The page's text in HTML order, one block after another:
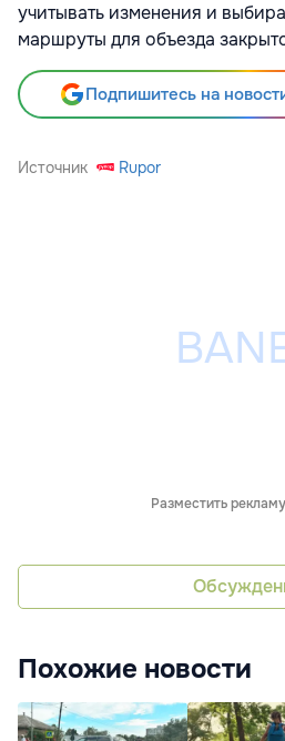
учитывать изменения и
маршруты для объезда
Подпишитесь на
Источник Rupor
Разместить
Похожие новости